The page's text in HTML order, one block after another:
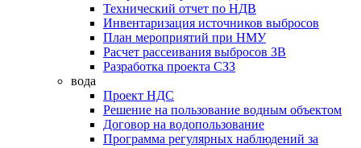
Технический отчет по НДВ
Инвентаризация источников выбросов
План мероприятий при НМУ
Расчет рассеивания выбросов ЗВ
Разработка проекта СЗЗ
вода
Проект НДС
Решение на пользование водным объектом
Договор на водопользование
Программа регулярных наблюдений за